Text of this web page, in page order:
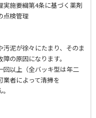
実施要綱第4条に基づく薬剤
点検管理
泥が徐々にたまり、そのま
の原因になります。
回以上（全バッキ型は年二
業者によって清掃を